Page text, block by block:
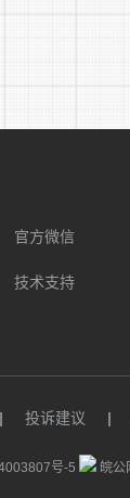
进行测试，结
左右，主要
试顺序于当
若最后一名
同，则采取面
官方微信
技术支持
| 投诉建议 |
号-5 皖公